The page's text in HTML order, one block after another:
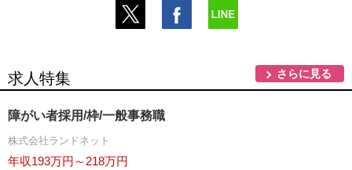
求人特集 さらに見る
障がい者採用/枠/一般事務職
株式会社ランドネット
年収193万円～218万円